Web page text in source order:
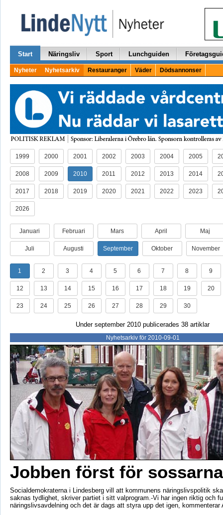
Start Näringsliv Sport Lunchguiden
Nyheter Nyhetsarkiv Restauranger Väder Dödsannonser
1999 2000 2001 2002 2003 2004 2005
2008 2009 2010 2011 2012 2013 2014
2017 2018 2019 2020 2021 2022 2023
2026
Januari Februari Mars April Maj
Juli Augusti September Oktober November
1 2 3 4 5 6 7 8 9
12 13 14 15 16 17 18 19 20
23 24 25 26 27 28 29 30
Under september 2010 publicerades 38 artiklar
Nyhetsarkiv för 2010-09-01
Jobben först för sossarna
Socialdemokraterna i Lindesberg vill att kommunens näringslivspolitik
saknas tydlighet, skriver partiet i sitt valprogram.-Vi har ingen riktig och
näringslivsavdelning och det är dags att styra upp det igen, kommenterar